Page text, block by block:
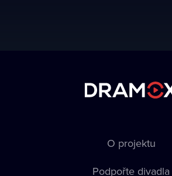
O projektu
Podpořte divadla